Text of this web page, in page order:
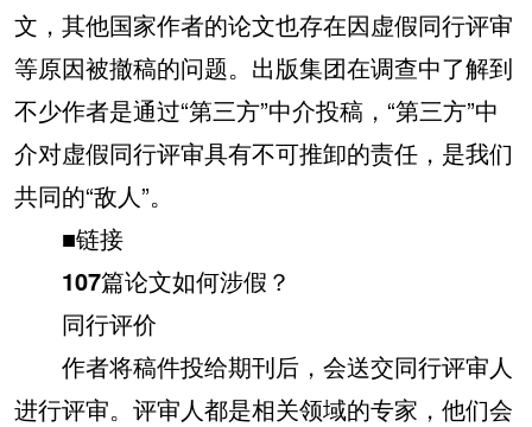
文，其他国家作者的论文也存在因虚假同行评审
等原因被撤稿的问题。出版集团在调查中了解到
不少作者是通过“第三方”中介投稿，“第三方”中
介对虚假同行评审具有不可推卸的责任，是我们
共同的“敌人”。
■链接
107篇论文如何涉假？
同行评价
作者将稿件投给期刊后，会送交同行评审人
进行评审。评审人都是相关领域的专家，他们会